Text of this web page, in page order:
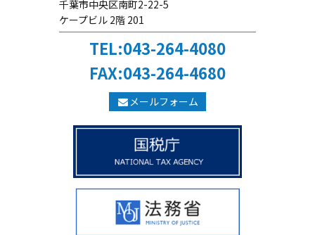
千葉市中央区南町2-22-5
ケープビル 2階 201
TEL:043-264-4080
FAX:043-264-4680
メールフォーム